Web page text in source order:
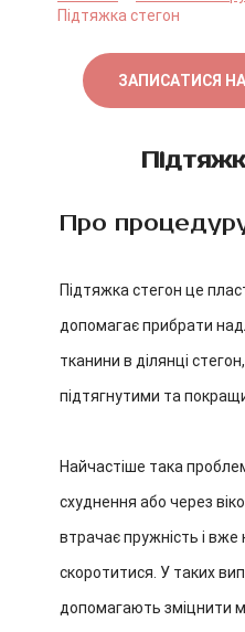
Підтяжка стегон
ЗАПИСАТИСЯ
Про
Підтяжка стегон це
допомагає прибрати
тканини в ділянці
підтягнутими та
Найчастіше така
схуднення або через
втрачає пружність і
скоротитися. У таких
допомагають зміцнити